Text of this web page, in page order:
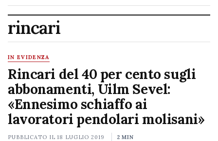
rincari
IN EVIDENZA
Rincari del 40 per cento sugli
abbonamenti, Uilm Sevel:
«Ennesimo schiaffo ai
lavoratori pendolari molisani»
PUBBLICATO IL18 LUGLIO 2019 2 MIN